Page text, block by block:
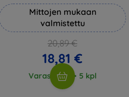
Mittojen mukaan
valmistettu
20,89 €
18,81 €
Varastossa > 5 kpl